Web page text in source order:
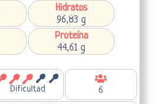
Hidratos
96,83 g
Proteína
44,61 g
Dificultad 6